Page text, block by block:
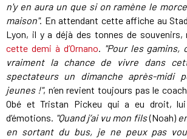
n'y en aura un que si on ramène le
maison". En attendant cette affiche au
Lyon, il y a déjà des tonnes de
cette demi à d’Ornano. "Pour les gamins,
vraiment la chance de vivre dans
spectateurs un dimanche après-midi
jeunes !", n’en revient toujours pas le
Obé et Tristan Pickeu qui a eu droit,
d’émotions. "Quand j’ai vu mon fils(Noah)
en sortant du bus, je ne peux pas